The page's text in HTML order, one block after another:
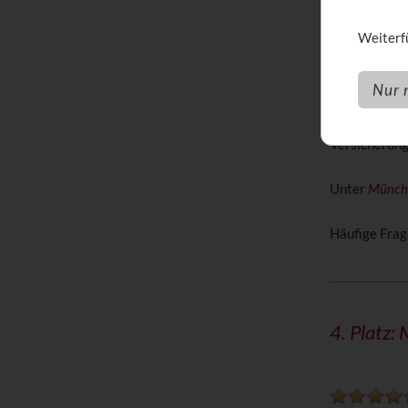
Auf Platz 3
Unter
Häufige
4. Platz:
Nur